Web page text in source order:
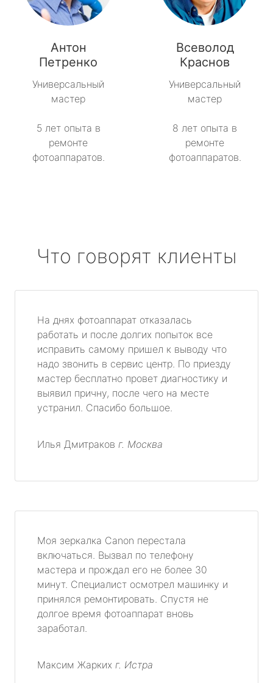
Антон
Петренко
Универсальный
мастер
5 лет опыта в
ремонте
фотоаппаратов.
Всеволод
Краснов
Универсальный
мастер
8 лет опыта в
ремонте
фотоаппаратов.
Что говорят клиенты
На днях фотоаппарат отказалась
работать и после долгих попыток все
исправить самому пришел к выводу что
надо звонить в сервис центр. По приезду
мастер бесплатно провет диагностику и
выявил причну, после чего на месте
устранил. Спасибо большое.
Илья Дмитраков г. Москва
Моя зеркалка Canon перестала
включаться. Вызвал по телефону
мастера и прождал его не более 30
минут. Специалист осмотрел машинку и
принялся ремонтировать. Спустя не
долгое время фотоаппарат вновь
заработал.
Максим Жарких г. Истра